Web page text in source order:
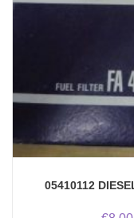
05410112